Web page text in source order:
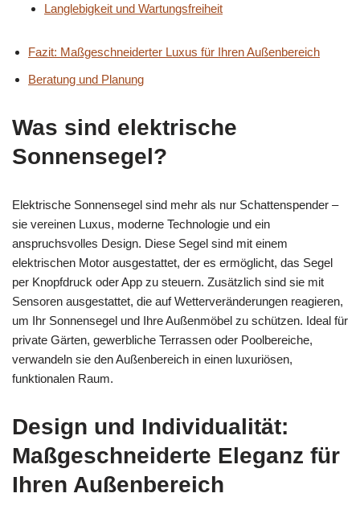
Langlebigkeit und Wartungsfreiheit
Fazit: Maßgeschneiderter Luxus für Ihren Außenbereich
Beratung und Planung
Was sind elektrische
Sonnensegel?
Elektrische Sonnensegel sind mehr als nur Schattenspender –
sie vereinen Luxus, moderne Technologie und ein
anspruchsvolles Design. Diese Segel sind mit einem
elektrischen Motor ausgestattet, der es ermöglicht, das Segel
per Knopfdruck oder App zu steuern. Zusätzlich sind sie mit
Sensoren ausgestattet, die auf Wetterveränderungen reagieren,
um Ihr Sonnensegel und Ihre Außenmöbel zu schützen. Ideal für
private Gärten, gewerbliche Terrassen oder Poolbereiche,
verwandeln sie den Außenbereich in einen luxuriösen,
funktionalen Raum.
Design und Individualität:
Maßgeschneiderte Eleganz für
Ihren Außenbereich